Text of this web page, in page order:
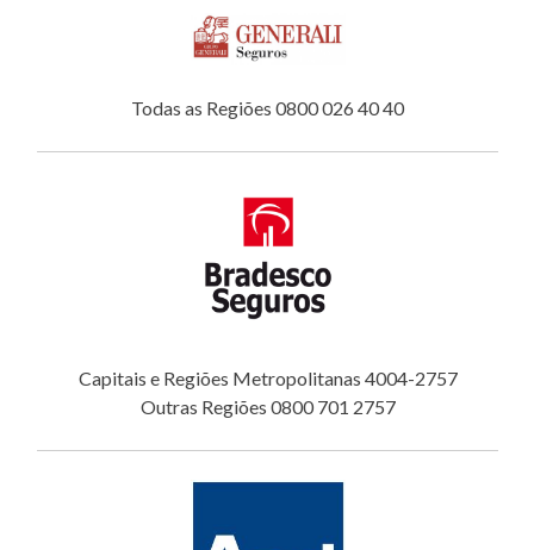
Todas as Regiões 0800 026 40 40
Capitais e Regiões Metropolitanas 4004-2757
Outras Regiões 0800 701 2757